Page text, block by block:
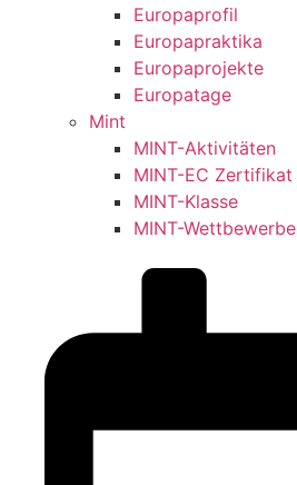
Europaprofil
Europapraktika
Europaprojekte
Europatage
Mint
MINT-Aktivitäten
MINT-EC Zertifikat
MINT-Klasse
MINT-Wettbewerbe